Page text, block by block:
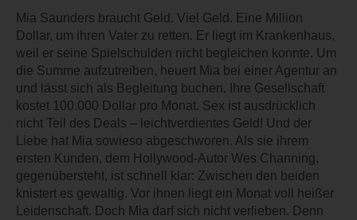
Mia Saunders braucht Geld. Viel Geld. Eine Million
Dollar, um ihren Vater zu retten. Er liegt im Krankenhaus,
weil er seine Spielschulden nicht begleichen konnte. Um
die Summe aufzutreiben, heuert Mia bei einer Agentur an
und lässt sich als Begleitung buchen. Ihre Gesellschaft
kostet 100.000 Dollar pro Monat. Sex ist ausdrücklich
nicht Teil des Deals – leichtverdientes Geld! Und der
Liebe hat Mia sowieso abgeschworen. Als sie ihrem
ersten Kunden, dem Hollywood-Autor Wes Channing,
gegenübersteht, ist schnell klar: Zwischen den beiden
knistert es gewaltig. Vor ihnen liegt ein Monat voll heißer
Leidenschaft. Doch Mia darf sich nicht verlieben. Denn